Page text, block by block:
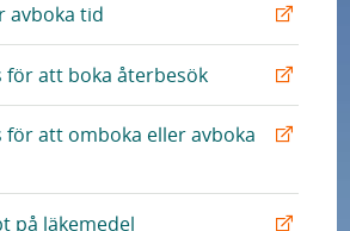
avboka tid
x
t
e
r
för att boka återbesökE
x
t
r
för att omboka eller avboka
på läkemedel